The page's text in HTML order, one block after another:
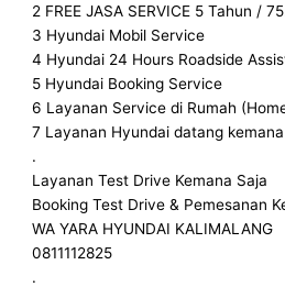
2 FREE JASA SERVICE 5 Tahun /
3 Hyundai Mobil Service
4 Hyundai 24 Hours Roadside
5 Hyundai Booking Service
6 Layanan Service di Rumah
7 Layanan Hyundai datang
.
Layanan Test Drive Kemana Saja
Booking Test Drive & Pemesanan
WA YARA HYUNDAI KALIMALANG
0811112825
.